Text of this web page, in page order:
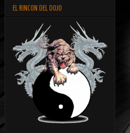
EL RINCON DEL DOJO